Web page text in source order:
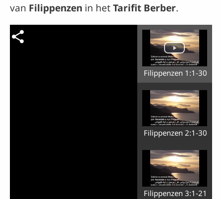
van Filippenzen in hetTarifit Berber.
Filippenzen 1:1-30
Filippenzen 2:1-30
Filippenzen 3:1-21